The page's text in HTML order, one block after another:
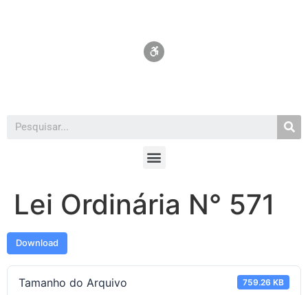
Lei Ordinária N° 571
Download
Tamanho do Arquivo 759.26 KB